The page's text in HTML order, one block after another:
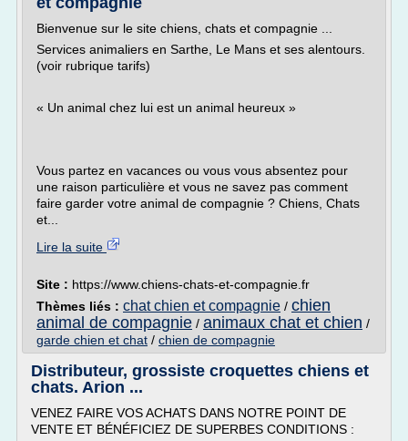
Bienvenue sur le site chiens, chats et compagnie ...
Services animaliers en Sarthe, Le Mans et ses alentours.
(voir rubrique tarifs)
« Un animal chez lui est un animal heureux »
Vous partez en vacances ou vous vous absentez pour
une raison particulière et vous ne savez pas comment
faire garder votre animal de compagnie ? Chiens, Chats
et...
Lire la suite
Site : https://www.chiens-chats-et-compagnie.fr
Thèmes liés : chat chien et compagnie / chien
animal de compagnie / animaux chat et chien /
garde chien et chat / chien de compagnie
Distributeur, grossiste croquettes chiens et
chats. Arion ...
VENEZ FAIRE VOS ACHATS DANS NOTRE POINT DE
VENTE ET BÉNÉFICIEZ DE SUPERBES CONDITIONS :